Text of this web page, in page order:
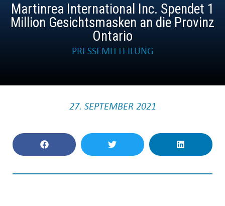
Martinrea International Inc. Spendet 1
Million Gesichtsmasken an die Provinz
Ontario
PRESSEMITTEILUNG
27. SEPTEMBER 2021